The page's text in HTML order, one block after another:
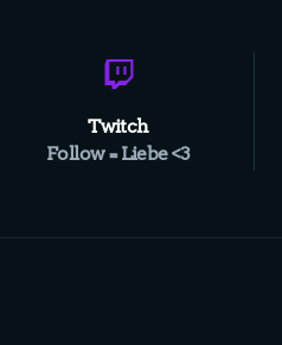
Twitch
Follow = Liebe <3